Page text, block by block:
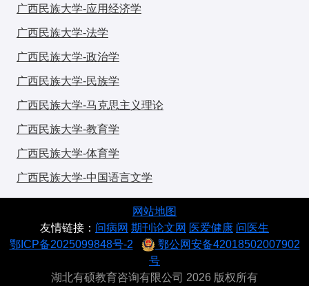
广西民族大学-应用经济学
广西民族大学-法学
广西民族大学-政治学
广西民族大学-民族学
广西民族大学-马克思主义理论
广西民族大学-教育学
广西民族大学-体育学
广西民族大学-中国语言文学
网站地图
友情链接： 问病网 期刊论文网 医爱健康 问医生
鄂ICP备2025099848号-2
鄂公网安备42018502007902
号
湖北有硕教育咨询有限公司 2026 版权所有